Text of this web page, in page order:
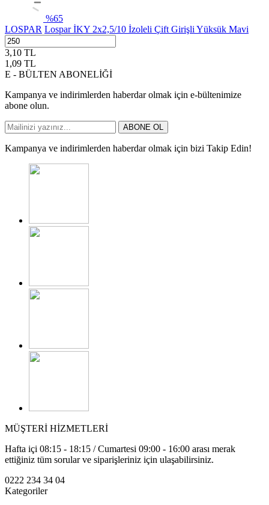
%65
LOSPAR Lospar İKY 2x2,5/10 İzoleli Çift Girişli Yüksük Mavi
3,10 TL
1,09 TL
E - BÜLTEN ABONELİĞİ
Kampanya ve indirimlerden haberdar olmak için e-bültenimize
abone olun.
ABONE OL
Kampanya ve indirimlerden haberdar olmak için bizi Takip Edin!
MÜŞTERİ HİZMETLERİ
Hafta içi 08:15 - 18:15 / Cumartesi 09:00 - 16:00 arası merak
ettiğiniz tüm sorular ve siparişleriniz için ulaşabilirsiniz.
0222 234 34 04
Kategoriler